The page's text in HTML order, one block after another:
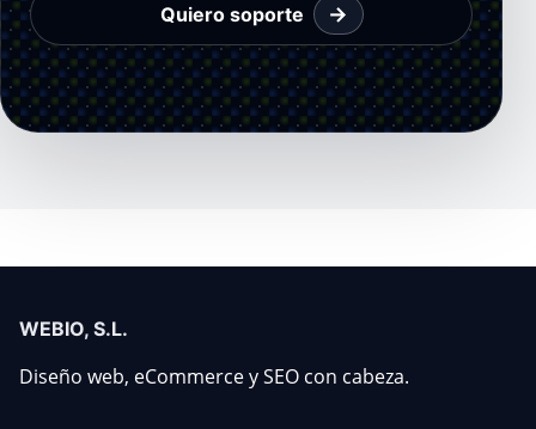
Quiero soporte →
WEBIO, S.L.
Diseño web, eCommerce y SEO con cabeza.